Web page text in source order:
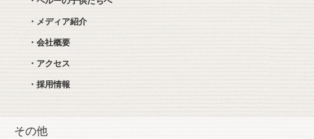
・メディア紹介
・会社概要
・アクセス
・採用情報
その他